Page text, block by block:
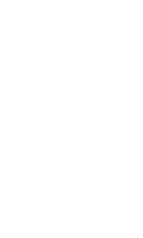
obsahuje: 207 dílků.